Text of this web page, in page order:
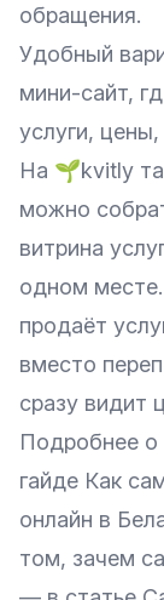
обращения.
Удобный
мини-сайт,
услуги,
На 🌱kvitly
можно
витрина
одном
продаёт
вместо
сразу видит
Подробнее о
гайде Как
онлайн в
том, зачем